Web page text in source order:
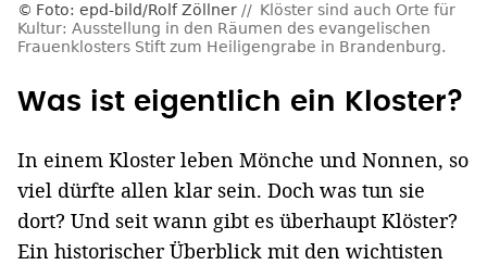
Foto: epd-bild/Rolf Zöllner
Klöster sind auch Orte für
Kultur: Ausstellung in den Räumen des evangelischen
Frauenklosters Stift zum Heiligengrabe in Brandenburg.
Was ist eigentlich ein Kloster?
In einem Kloster leben Mönche und Nonnen, so
viel dürfte allen klar sein. Doch was tun sie
dort? Und seit wann gibt es überhaupt Klöster?
Ein historischer Überblick mit den wichtisten